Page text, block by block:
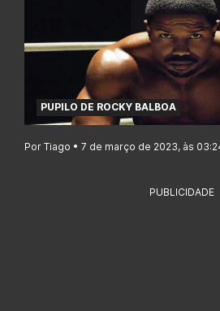
PUPILO DE ROCKY BALBOA
Por Tiago • 7 de março de 2023, às
PUBLICIDADE